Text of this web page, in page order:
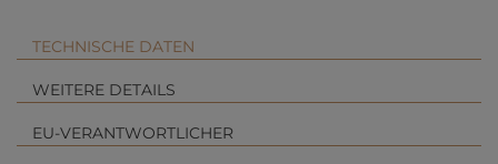
TECHNISCHE DATEN
WEITERE DETAILS
EU-VERANTWORTLICHER